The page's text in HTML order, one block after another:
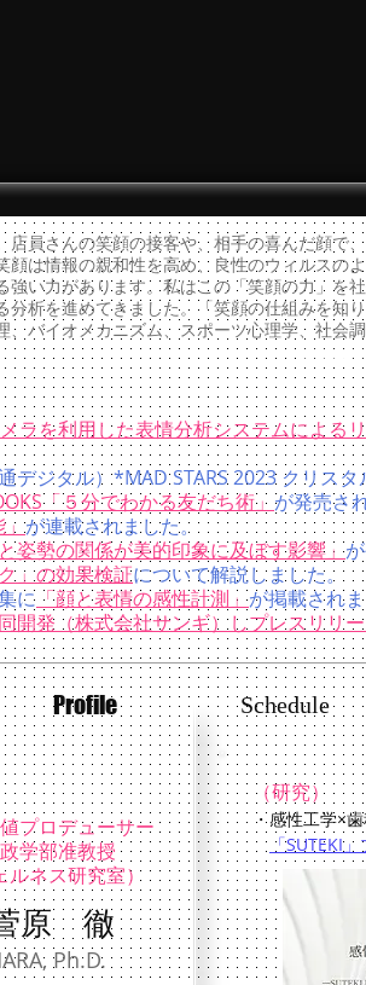
員さんの笑顔の接客や、相手の喜んだ顔で
は情報の親和性を高め、良性のウィルスの
い力があります。私はこの「笑顔の力」を
析を進めてきました。「笑顔の仕組みを知
、バイオメカニズム、スポーツ心理学、社
ラを利用した表情分析システムによる
デジタル）*MAD STARS 2023 クリスタ
「５分でわかる友だち術」 が発売さ
」が連載されました。
姿勢の関係が美的印象に及ぼす影響」
」の効果検証について解説しました。
に 「顔と表情の感性計測」が掲載され
開発（株式会社サンギ）しプレスリリ
Profile
プロデューサー
学部准教授
ルネス研究室）
原 徹
Ph.D.
（研究）
・感性工学×
「SUTEKI
Schedule